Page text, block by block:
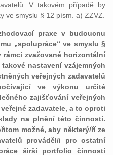
V takovém případě by
ve smyslu § 12 písm. a) ZZVZ.
praxe v budoucnu
„spolupráce“ ve smyslu §
rámci zvažované horizontální
nastavení vzájemných
veřejných zadavatelů
ve výkonu určité
zajišťování veřejných
zadavatele, a to oproti
na plnění této činnosti.
možné, aby některý/ří ze
prováděl/i pro ostatní
širší portfolio činností